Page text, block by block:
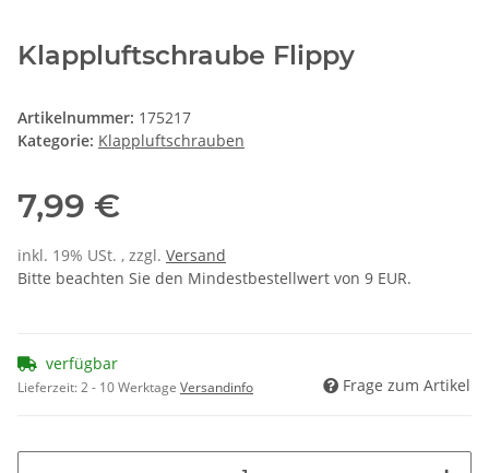
Klappluftschraube Flippy
Artikelnummer: 175217
Kategorie: Klappluftschrauben
7,99 €
inkl. 19% USt. , zzgl. Versand
Bitte beachten Sie den Mindestbestellwert von 9 EUR.
verfügbar
Lieferzeit:2 - 10 Werktage Versandinfo Frage zum Artikel